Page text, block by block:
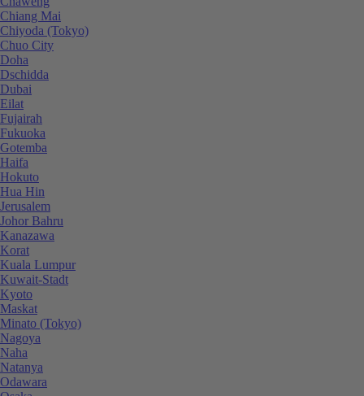
Chiang Mai
Chiyoda (Tokyo)
Chuo City
Doha
Dschidda
Dubai
Eilat
Fujairah
Fukuoka
Gotemba
Haifa
Hokuto
Hua Hin
Jerusalem
Johor Bahru
Kanazawa
Korat
Kuala Lumpur
Kuwait-Stadt
Kyoto
Maskat
Minato (Tokyo)
Nagoya
Naha
Natanya
Odawara